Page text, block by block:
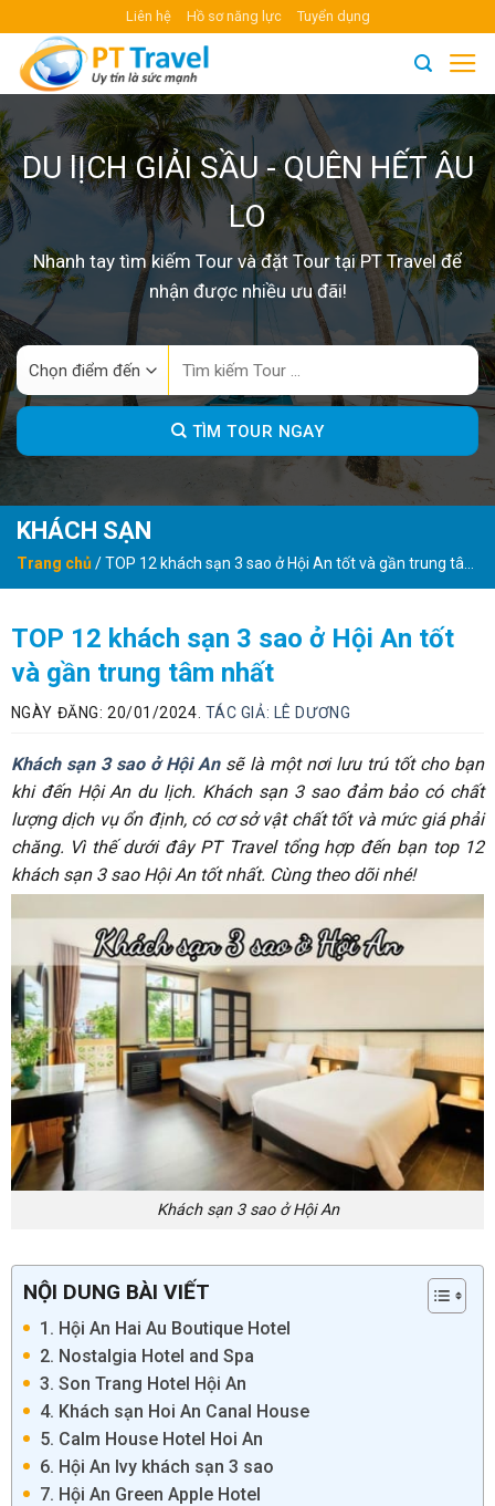
content
Liên hệ Hồ sơ năng lực Tuyển dụng
DU lỊCH GIẢI SẦU - QUÊN HẾT ÂU
LO
Nhanh tay tìm kiếm Tour và đặt Tour tại PT Travel để
nhận được nhiều ưu đãi!
TÌM TOUR NGAY
KHÁCH SẠN
Trang chủ/TOP 12 khách sạn 3 sao ở Hội An tốt và gần trung tâm
nhất
TOP 12 khách sạn 3 sao ở Hội An tốt
và gần trung tâm nhất
NGÀY ĐĂNG: 20/01/2024. TÁC GIẢ: LÊ DƯƠNG
Khách sạn 3 sao ở Hội Ansẽ là một nơi lưu trú tốt cho bạn
khi đến Hội An du lịch. Khách sạn 3 sao đảm bảo có chất
lượng dịch vụ ổn định, có cơ sở vật chất tốt và mức giá phải
chăng. Vì thế dưới đây PT Travel tổng hợp đến bạn top 12
khách sạn 3 sao Hội An tốt nhất. Cùng theo dõi nhé!
Khách sạn 3 sao ở Hội An
NỘI DUNG BÀI VIẾT
1. Hội An Hai Au Boutique Hotel
2. Nostalgia Hotel and Spa
3. Son Trang Hotel Hội An
4. Khách sạn Hoi An Canal House
5. Calm House Hotel Hoi An
6. Hội An Ivy khách sạn 3 sao
7. Hội An Green Apple Hotel